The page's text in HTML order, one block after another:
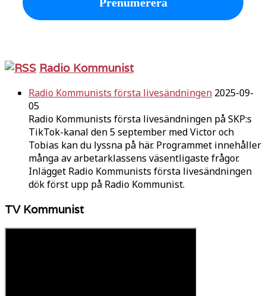
Radio Kommunist
Radio Kommunists första livesändningen 2025-09-
05
Radio Kommunists första livesändningen på SKP:s
TikTok-kanal den 5 september med Victor och
Tobias kan du lyssna på här. Programmet innehåller
många av arbetarklassens väsentligaste frågor.
Inlägget Radio Kommunists första livesändningen
dök först upp på Radio Kommunist.
TV Kommunist